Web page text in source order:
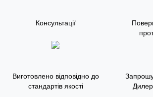
Консультації
Виготовлено відповідно до
стандартів якості